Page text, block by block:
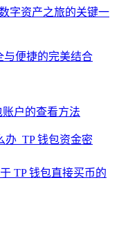
字资产之旅的关键一
与便捷的完美结合
户的查看方法
办_TP 钱包资金密
TP 钱包直接买币的